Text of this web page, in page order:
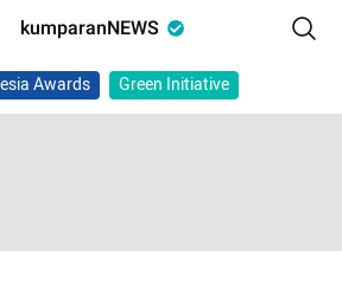
kumparanNEWS
Awards Green Initiative